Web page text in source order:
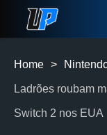
Home >
Ladrões roubam
Switch 2 nos EUA